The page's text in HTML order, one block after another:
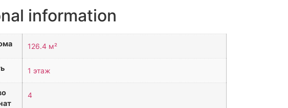
information
126.4 м²
1 этаж
4